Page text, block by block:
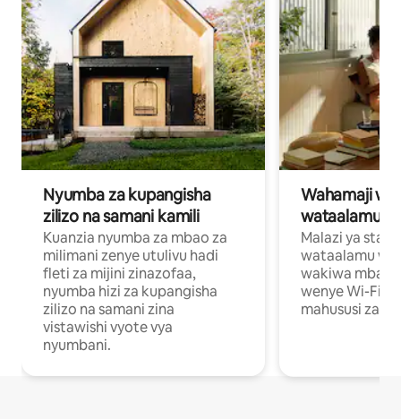
Nyumba za kupangisha
zilizo na samani kamili
Kuanzia nyumba za mbao za
milimani zenye utulivu hadi
fleti za mijini zinazofaa,
nyumba hizi za kupangisha
zilizo na samani zina
vistawishi vyote vya
nyumbani.
Wahamaji
wataalamu
Malazi ya
wataalamu
wakiwa mbali
wenye Wi-Fi
mahususi za